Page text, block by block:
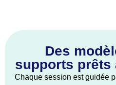
Des
supports prêts
Chaque session est guidée